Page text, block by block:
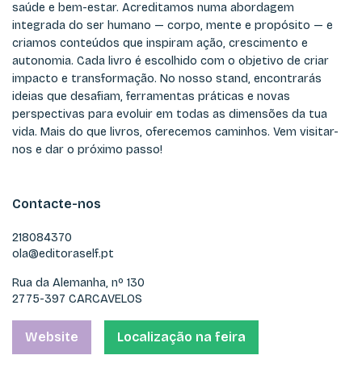
saúde e bem-estar. Acreditamos numa abordagem
integrada do ser humano — corpo, mente e propósito — e
criamos conteúdos que inspiram ação, crescimento e
autonomia. Cada livro é escolhido com o objetivo de criar
impacto e transformação. No nosso stand, encontrarás
ideias que desafiam, ferramentas práticas e novas
perspectivas para evoluir em todas as dimensões da tua
vida. Mais do que livros, oferecemos caminhos. Vem visitar-
nos e dar o próximo passo!
Contacte-nos
218084370
ola@editoraself.pt
Rua da Alemanha, nº 130
2775-397 CARCAVELOS
Website Localização na feira